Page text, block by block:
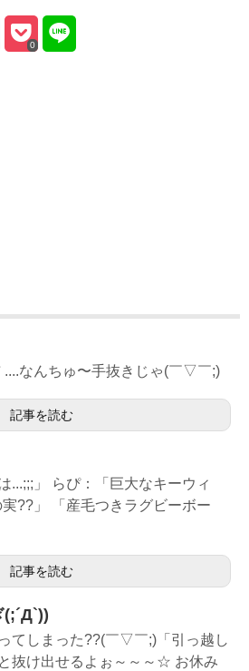
0
....なんちゅ〜手抜きじゃ(￣▽￣;)
記事を読む
...;;;」 らぴ：「巨大なキーウィ
??」 「産毛つきラグビーボー
記事を読む
てしまった??(￣▽￣;)「引っ越し
抜け出せるよぉ～～～☆ お休み